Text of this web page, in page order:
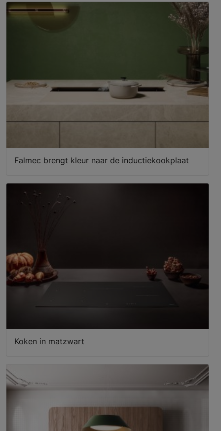
Falmec brengt kleur naar de inductiekookplaat
Koken in matzwart